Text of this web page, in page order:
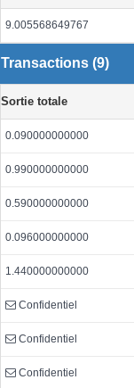
9.005568649767
Transactions (9)
Sortie totale
0.090000000000
0.990000000000
0.590000000000
0.096000000000
1.440000000000
Confidentiel
Confidentiel
Confidentiel